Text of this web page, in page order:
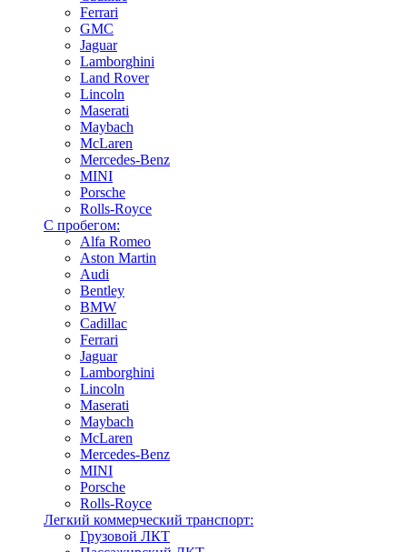
Ferrari
GMC
Jaguar
Lamborghini
Land Rover
Lincoln
Maserati
Maybach
McLaren
Mercedes-Benz
MINI
Porsche
Rolls-Royce
С пробегом:
Alfa Romeo
Aston Martin
Audi
Bentley
BMW
Cadillac
Ferrari
Jaguar
Lamborghini
Lincoln
Maserati
Maybach
McLaren
Mercedes-Benz
MINI
Porsche
Rolls-Royce
Легкий коммерческий транспорт:
Грузовой ЛКТ